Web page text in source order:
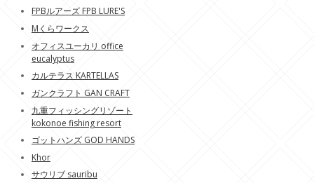
FPBルアーズ FPB LURE'S
Mくらワークス
オフィスユーカリ office
eucalyptus
カルテラス KARTELLAS
ガンクラフト GAN CRAFT
九重フィッシングリゾート
kokonoe fishing resort
ゴットハンズ GOD HANDS
Khor
サウリブ sauribu